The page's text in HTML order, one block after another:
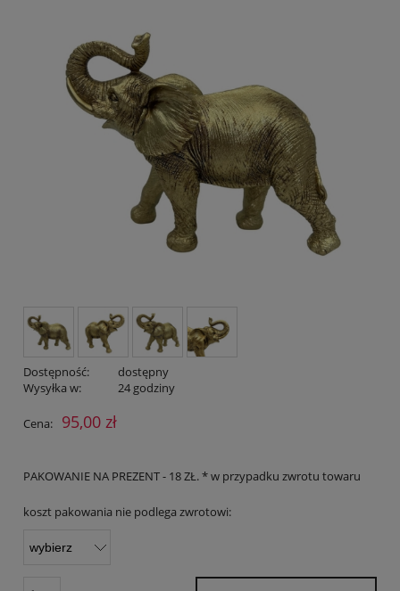
Dostępność:
dostępny
Wysyłka w:
24 godziny
Cena: 95,00 zł
PAKOWANIE NA PREZENT - 18 ZŁ. * w przypadku zwrotu towaru
koszt pakowania nie podlega zwrotowi: